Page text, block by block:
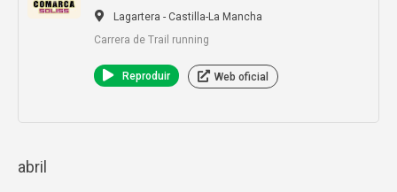
Lagartera - Castilla-La Mancha
Carrera de Trail running
Reproduir Web oficial
abril